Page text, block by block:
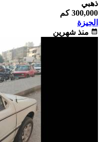
ذهبي
300,000 كم
الجيزة
calendar_month منذ شهرين